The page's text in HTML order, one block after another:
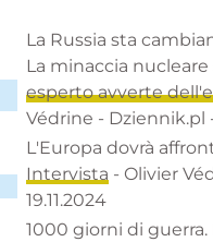
La Russia sta
La minaccia
esperto avverte
Védrine - Dziennik.pl
L'Europa dovrà
Intervista - Olivier
19.11.2024
1000 giorni di